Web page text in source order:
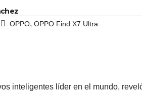
OPPO, OPPO Find X7 Ultra
inteligentes líder en el mundo,